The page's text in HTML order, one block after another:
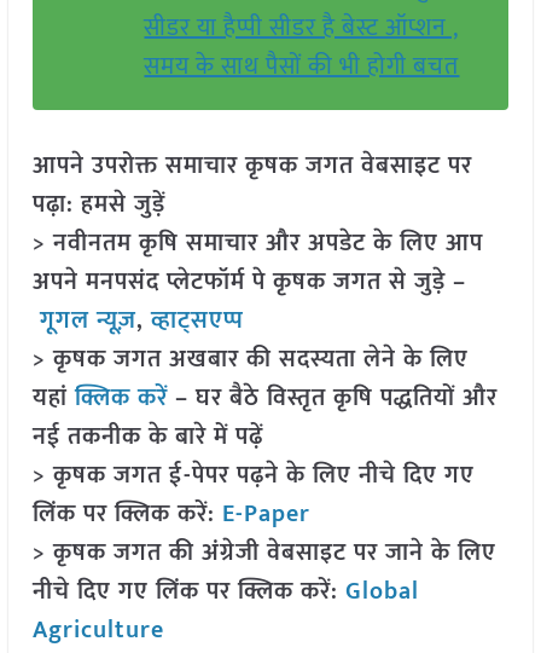
सीडर या हैप्पी सीडर है बेस्ट ऑप्शन ,
समय के साथ पैसों की भी होगी बचत
आपने उपरोक्त समाचार कृषक जगत वेबसाइट पर
पढ़ा: हमसे जुड़ें
> नवीनतम कृषि समाचार और अपडेट के लिए आप
अपने मनपसंद प्लेटफॉर्म पे कृषक जगत से जुड़े –
गूगल न्यूज़,व्हाट्सएप्प
> कृषक जगत अखबार की सदस्यता लेने के लिए
यहांक्लिक करें– घर बैठे विस्तृत कृषि पद्धतियों और
नई तकनीक के बारे में पढ़ें
> कृषक जगत ई-पेपर पढ़ने के लिए नीचे दिए गए
लिंक पर क्लिक करें: E-Paper
> कृषक जगत की अंग्रेजी वेबसाइट पर जाने के लिए
नीचे दिए गए लिंक पर क्लिक करें: Global
Agriculture